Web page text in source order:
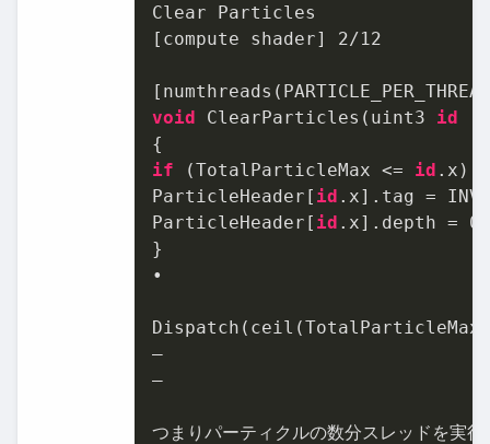
Clear Particles
[compute shader] 2/12
void ClearParticles(uint3 id
if (TotalParticleMax <= id .x)
ParticleHeader[ id .x].tag =
ParticleHeader[ id .x].depth =
}
•
–
–
つまりパーティクルの数分スレッドを実行